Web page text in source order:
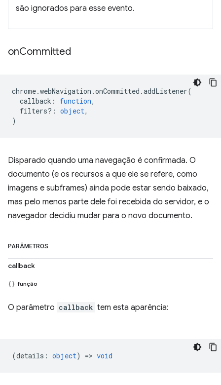
são ignorados para esse evento.
onCommitted
chrome.webNavigation .onCommitted .addListener(
callback : function,
filters? : object,
)
Disparado quando uma navegação é confirmada. O
documento (e os recursos a que ele se refere, como
imagens e subframes) ainda pode estar sendo baixado,
mas pelo menos parte dele foi recebida do servidor, e o
navegador decidiu mudar para o novo documento.
PARÂMETROS
callback
função
O parâmetro callback tem esta aparência:
(details : object) => void